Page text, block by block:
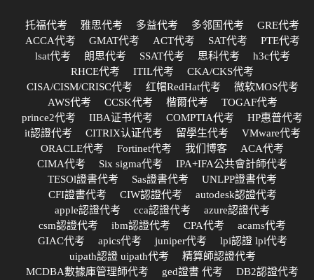
托福代考 雅思代考 多益代考 多邻国代考
GRE代考
ACCA代考
GMAT代考 ACT代考 SAT代考
PTE代考
lsat代考
朗思代考 SSAT代考 思科代考
h3c代考
RHCE代考
ITIL代考
CKA/CKS代考
CISA/CISM/CRISC代考
红帽RedHat代考
微软MOS代考
AWS代考
CCSK代考 楷爾代考
TOGAF代考
prince2代考
IIBA证书代考 COMPTIA代考
HP惠普代考
it認證代考
CITRIX认证代考 留學生代考
VMware代考
ORACLE代考
Fortinet代考 我们博客
ACA代考
CIMA代考
Six sigma代考
IPA+IFA公共會計師代考
TESOl證書代考
Sas證書代考
UNLPP證書代考
CFI證書代考
CIW認證代考
autodesk認證代考
apple認證代考
cca認證代考
azure認證代考
csm認證代考
ibm認證代考 CPA代考
acams代考
GIAC代考
apics代考 juniper代考
lpi認證 lpi代考
uipath認證 uipath代考
精算師認證代考
MCDBA數據庫管理師代考
ged證書 代考
DB2認證代考